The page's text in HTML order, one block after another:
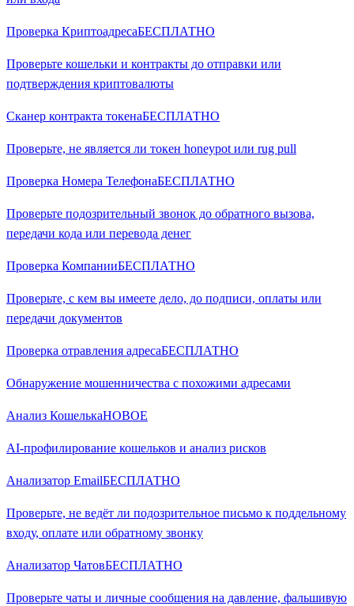
Проверка КриптоадресаБЕСПЛАТНО
Проверьте кошельки и контракты до отправки или
подтверждения криптовалюты
Сканер контракта токенаБЕСПЛАТНО
Проверьте, не является ли токен honeypot или rug pull
Проверка Номера ТелефонаБЕСПЛАТНО
Проверьте подозрительный звонок до обратного вызова,
передачи кода или перевода денег
Проверка КомпанииБЕСПЛАТНО
Проверьте, с кем вы имеете дело, до подписи, оплаты или
передачи документов
Проверка отравления адресаБЕСПЛАТНО
Обнаружение мошенничества с похожими адресами
Анализ КошелькаНОВОЕ
AI-профилирование кошельков и анализ рисков
Анализатор EmailБЕСПЛАТНО
Проверьте, не ведёт ли подозрительное письмо к поддельному
входу, оплате или обратному звонку
Анализатор ЧатовБЕСПЛАТНО
Проверьте чаты и личные сообщения на давление, фальшивую